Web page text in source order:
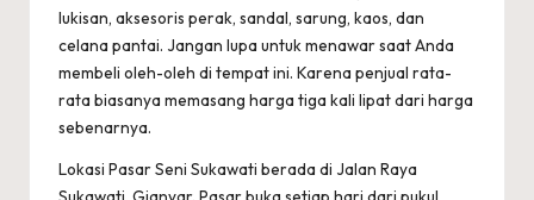
lukisan, aksesoris perak, sandal, sarung, kaos, dan
celana pantai. Jangan lupa untuk menawar saat Anda
membeli oleh-oleh di tempat ini. Karena penjual rata-
rata biasanya memasang harga tiga kali lipat dari harga
sebenarnya.
Lokasi Pasar Seni Sukawati berada di Jalan Raya